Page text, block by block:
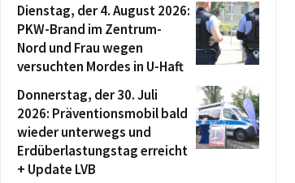
Dienstag, der 4. August 2026:
PKW-Brand im Zentrum-
Nord und Frau wegen
versuchten Mordes in U-Haft
Donnerstag, der 30. Juli
2026: Präventionsmobil bald
wieder unterwegs und
Erdüberlastungstag erreicht
+ Update LVB